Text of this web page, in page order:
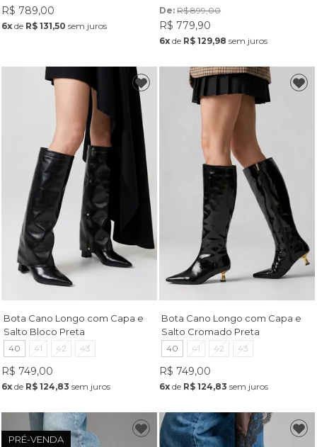
R$ 789,00
6xde R$ 131,50 sem juros
De: R$ 899,00
R$ 779,90
6x de R$ 129,98 sem juros
Bota Cano Longo com Capa e
Salto Bloco Preta
40 41 42 43
R$ 749,00
6xde R$ 124,83 sem juros
Bota Cano Longo com Capa e
Salto Cromado Preta
40 41 42 43
R$ 749,00
6x de R$ 124,83 sem juros
PRÉ-VENDA